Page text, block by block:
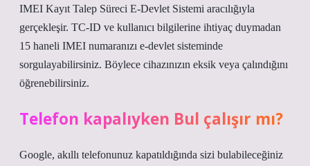
IMEI Kayıt Talep Süreci E-Devlet Sistemi aracılığıyla
gerçekleşir. TC-ID ve kullanıcı bilgilerine ihtiyaç duymadan
15 haneli IMEI numaranızı e-devlet sisteminde
sorgulayabilirsiniz. Böylece cihazınızın eksik veya çalındığını
öğrenebilirsiniz.
Telefon kapalıyken Bul çalışır mı?
Google, akıllı telefonunuz kapatıldığında sizi bulabileceğiniz